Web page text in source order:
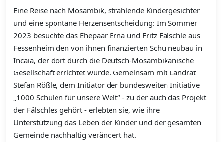
Eine Reise nach Mosambik, strahlende Kindergesichter
und eine spontane Herzensentscheidung: Im Sommer
2023 besuchte das Ehepaar Erna und Fritz Fälschle aus
Fessenheim den von ihnen finanzierten Schulneubau in
Incaia, der dort durch die Deutsch-Mosambikanische
Gesellschaft errichtet wurde. Gemeinsam mit Landrat
Stefan Rößle, dem Initiator der bundesweiten Initiative
„1000 Schulen für unsere Welt“ - zu der auch das Projekt
der Fälschles gehört - erlebten sie, wie ihre
Unterstützung das Leben der Kinder und der gesamten
Gemeinde nachhaltig verändert hat.